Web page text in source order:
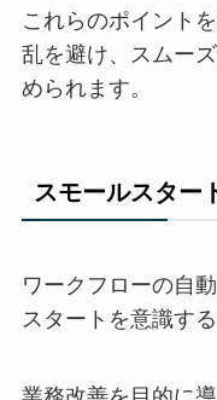
これらのポイント
乱を避け、スムー
められます。
スモールスター
ワークフローの自
スタートを意識す